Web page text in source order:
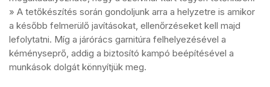
» A tetőkészítés során gondoljunk arra a helyzetre is amikor
a később felmerülő javításokat, ellenőrzéseket kell majd
lefolytatni. Míg a járórács garnitúra felhelyezésével a
kéményseprő, addig a biztosító kampó beépítésével a
munkások dolgát könnyítjük meg.